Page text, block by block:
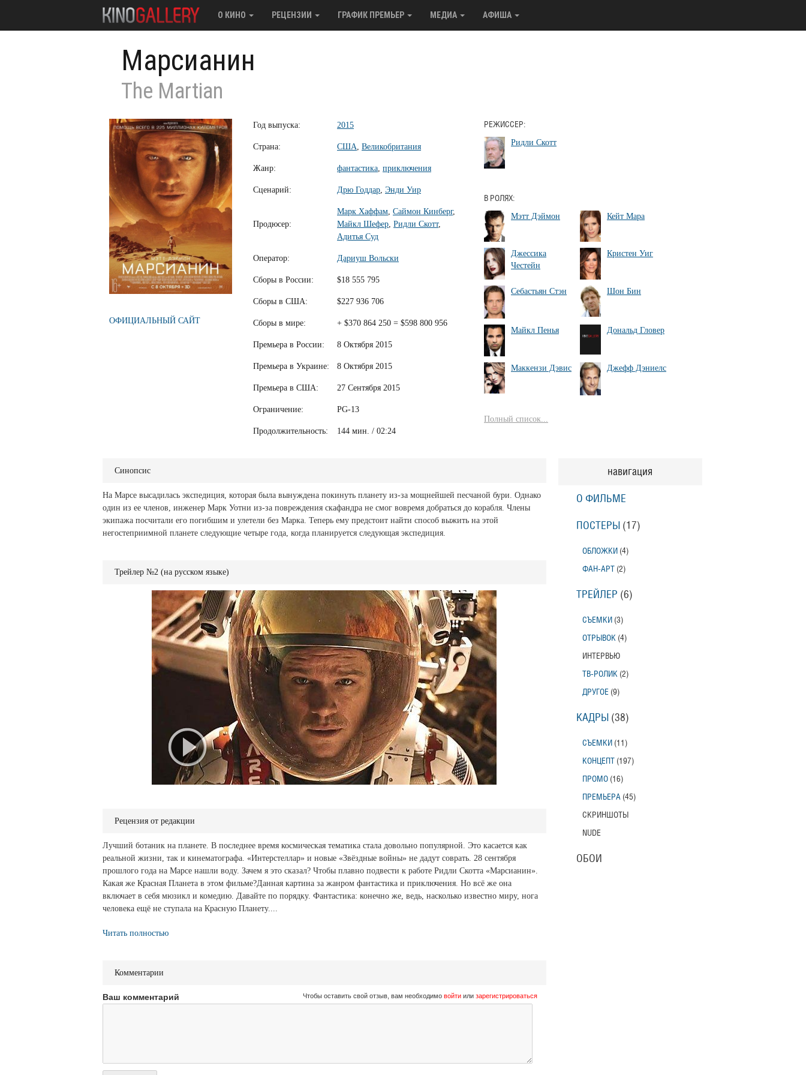
О КИНО РЕЦЕНЗИИ ГРАФИК ПРЕМЬЕР МЕДИА АФИША
Марсианин
The Martian
ОФИЦИАЛЬНЫЙ САЙТ
Год выпуска: 2015
Страна: США, Великобритания
Жанр: фантастика, приключения
Сценарий: Дрю Годдар, Энди Уир
Продюсер:
Марк Хаффам, Саймон Кинберг,
Майкл Шефер, Ридли Скотт,
Адитья Суд
Оператор: Дариуш Вольски
Сборы в России: $18 555 795
Сборы в США: $227 936 706
Сборы в мире: + $370 864 250 = $598 800 956
Премьера в России: 8 Октября 2015
Премьера в Украине: 8 Октября 2015
Премьера в США: 27 Сентября 2015
Ограничение: PG-13
Продолжительность: 144 мин. / 02:24
РЕЖИССЕР:
Ридли Скотт
В РОЛЯХ:
Мэтт Дэймон Кейт Мара
Джессика
Честейн
Кристен Уиг
Себастьян Стэн Шон Бин
Майкл Пенья Дональд Гловер
Маккензи Дэвис Джефф Дэниелс
Полный список...
Синопсис
На Марсе высадилась экспедиция, которая была вынуждена покинуть планету из-за мощнейшей песчаной бури. Однако
один из ее членов, инженер Марк Уотни из-за повреждения скафандра не смог вовремя добраться до корабля. Члены
экипажа посчитали его погибшим и улетели без Марка. Теперь ему предстоит найти способ выжить на этой
негостеприимной планете следующие четыре года, когда планируется следующая экспедиция.
Трейлер №2 (на русском языке)
Рецензия от редакции
Лучший ботаник на планете. В последнее время космическая тематика стала довольно популярной. Это касается как
реальной жизни, так и кинематографа. «Интерстеллар» и новые «Звёздные войны» не дадут соврать. 28 сентября
прошлого года на Марсе нашли воду. Зачем я это сказал? Чтобы плавно подвести к работе Ридли Скотта «Марсианин».
Какая же Красная Планета в этом фильме?Данная картина за жанром фантастика и приключения. Но всё же она
включает в себя мюзикл и комедию. Давайте по порядку. Фантастика: конечно же, ведь, насколько известно миру, нога
человека ещё не ступала на Красную Планету....
Читать полностью
Комментарии
Ваш комментарий Чтобы оставить свой отзыв, вам необходимо войтиили зарегистрироваться
навигация
О ФИЛЬМЕ
ПОСТЕРЫ (17)
ОБЛОЖКИ (4)
ФАН-АРТ (2)
ТРЕЙЛЕР (6)
СЪЕМКИ (3)
ОТРЫВОК (4)
ИНТЕРВЬЮ
ТВ-РОЛИК (2)
ДРУГОЕ (9)
КАДРЫ (38)
СЪЕМКИ (11)
КОНЦЕПТ (197)
ПРОМО (16)
ПРЕМЬЕРА (45)
СКРИНШОТЫ
NUDE
ОБОИ